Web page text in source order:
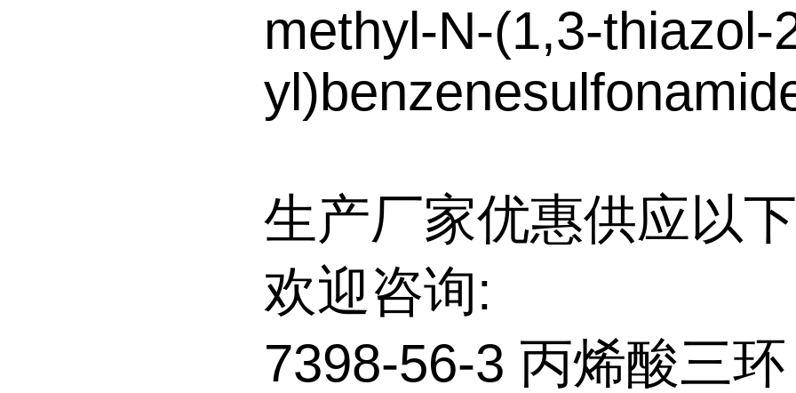
methyl-N-(1,3-thiazol-
生产厂家优惠供应以
欢迎咨询:
7398-56-3 丙烯酸三环